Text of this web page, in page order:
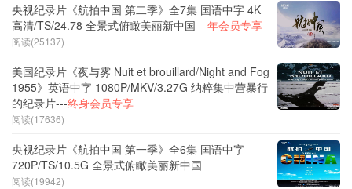
央视纪录片《航拍中国 第二季》全7集 国语中字 4K
高清/TS/24.78 全景式俯瞰美丽新中国---年会员专享
阅读(25137)
美国纪录片《夜与雾 Nuit et brouillard/Night and Fog
1955》英语中字 1080P/MKV/3.27G 纳粹集中营暴行
的纪录片---终身会员专享
阅读(17636)
央视纪录片《航拍中国 第一季》全6集 国语中字
720P/TS/10.5G 全景式俯瞰美丽新中国
阅读(19942)